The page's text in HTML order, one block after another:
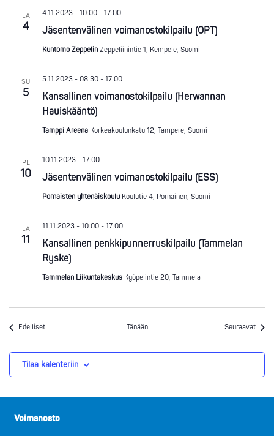
LA
4 Jäsentenvälinen voimanostokilpailu (OPT)
4.11.2023 - 10:00 - 17:00
Kuntomo Zeppelin Zeppeliinintie 1, Kempele, Suomi
SU
5
Kansallinen voimanostokilpailu (Herwannan
Hauiskääntö)
5.11.2023 - 08:30 - 17:00
Tamppi Areena Korkeakoulunkatu 12, Tampere, Suomi
PE
10 Jäsentenvälinen voimanostokilpailu (ESS)
10.11.2023 - 17:00
Pornaisten yhtenäiskoulu Koulutie 4, Pornainen, Suomi
LA
11
Kansallinen penkkipunnerruskilpailu (Tammelan
Ryske)
11.11.2023 - 10:00 - 17:00
Tammelan Liikuntakeskus Kyöpelintie 20, Tammela
EdellisetTapahtumat Tänään Seuraavat
Tilaa kalenteriin
Voimanosto